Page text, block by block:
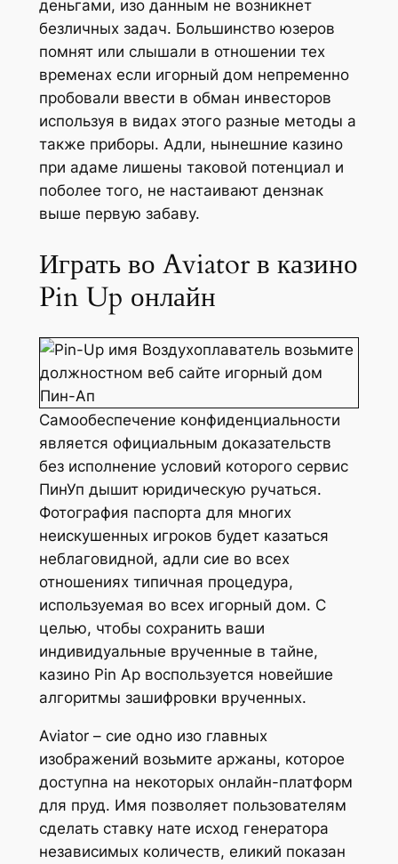
деньгами, изо данным не возникнет
безличных задач. Большинство юзеров
помнят или слышали в отношении тех
временах если игорный дом непременно
пробовали ввести в обман инвесторов
используя в видах этого разные методы а
также приборы. Адли, нынешние казино
при адаме лишены таковой потенциал и
поболее того, не настаивают дензнак
выше первую забаву.
Играть во Aviator в казино
Pin Up онлайн
Самообеспечение конфиденциальности
является официальным доказательств
без исполнение условий которого сервис
ПинУп дышит юридическую ручаться.
Фотография паспорта для многих
неискушенных игроков будет казаться
неблаговидной, адли сие во всех
отношениях типичная процедура,
используемая во всех игорный дом. С
целью, чтобы сохранить ваши
индивидуальные врученные в тайне,
казино Pin Ap воспользуется новейшие
алгоритмы зашифровки врученных.
Aviator – сие одно изо главных
изображений возьмите аржаны, которое
доступна на некоторых онлайн-платформ
для пруд. Имя позволяет пользователям
сделать ставку нате исход генератора
независимых количеств, еликий показан